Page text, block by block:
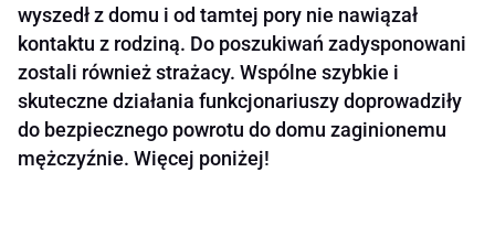
wyszedł z domu i od tamtej pory nie nawiązał
kontaktu z rodziną. Do poszukiwań zadysponowani
zostali również strażacy. Wspólne szybkie i
skuteczne działania funkcjonariuszy doprowadziły
do bezpiecznego powrotu do domu zaginionemu
mężczyźnie. Więcej poniżej!